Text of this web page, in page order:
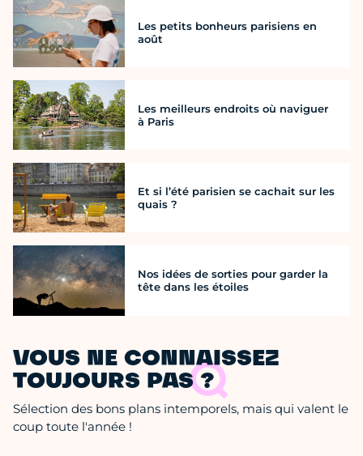
Les petits bonheurs parisiens en
août
Les meilleurs endroits où naviguer
à Paris
Et si l’été parisien se cachait sur les
quais ?
Nos idées de sorties pour garder la
tête dans les étoiles
VOUS NE CONNAISSEZ
TOUJOURS PAS ?
Sélection des bons plans intemporels, mais qui valent le
coup toute l'année !